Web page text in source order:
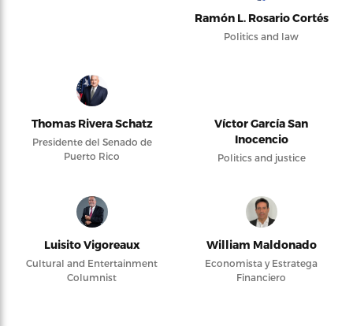
Ramón L. Rosario Cortés
Politics and law
Thomas Rivera Schatz
Presidente del Senado de
Puerto Rico
Víctor García San
Inocencio
Politics and justice
Luisito Vigoreaux
Cultural and Entertainment
Columnist
William Maldonado
Economista y Estratega
Financiero